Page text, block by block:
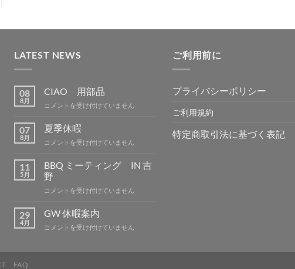
LATEST NEWS
08
8月
CIAO 用部品
CIAO
部
品
は
コメントを受け付けていません
07
8月
夏季休暇
夏
休
暇
は
コメントを受け付けていません
11
5月
BBQ ミーティング IN 吉
野
BBQ
ー
テ
ィ
コメントを受け付けていません
29
4月
GW 休暇案内
GW
コメントを受け付けていません
ご利用前に
プライバシーポリシー
ご利用規約
特定商取引法に基づく表記
FAQ